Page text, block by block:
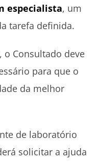
especialista, um
tarefa definida.
o Consultado deve
para que o
da melhor
de laboratório
solicitar a ajuda